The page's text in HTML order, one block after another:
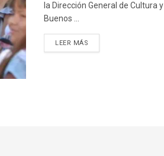
la Dirección General de Cultura
Buenos ...
LEER MÁS